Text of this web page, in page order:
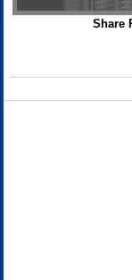
Share